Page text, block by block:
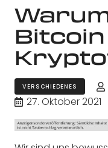
VERSCHIEDENES
27. Oktober 2021